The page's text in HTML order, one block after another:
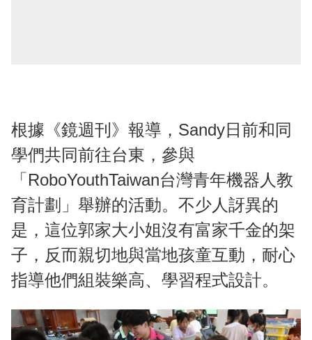
根據《鏡週刊》報導，Sandy日前和同
學們共同前往台東，參與
「RoboYouthTaiwan台灣青年機器人教
育計劃」舉辦的活動。不少人訝異的
是，這位郭家大小姐沒有富家千金的架
子，反而親切地與當地孩童互動，耐心
指導他們組裝樂高、學習程式設計。